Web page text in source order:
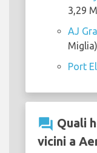
3,29
AJ
Miglia)
Port
question_answer Quali
vicini a